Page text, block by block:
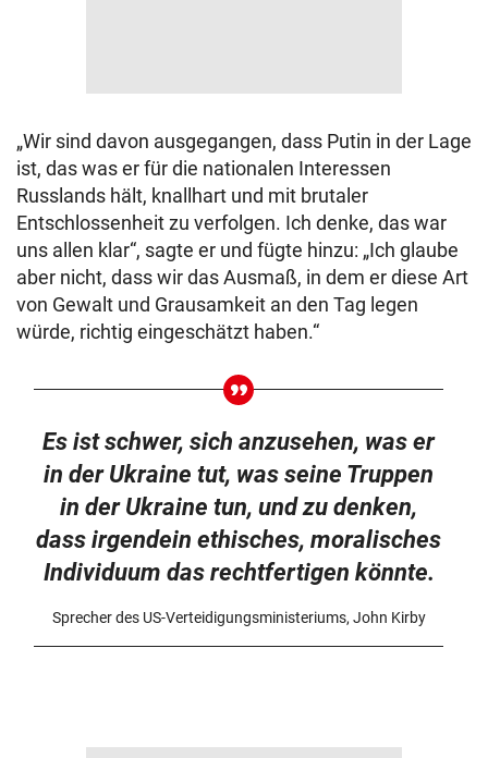
„Wir sind davon ausgegangen, dass Putin in der Lage
ist, das was er für die nationalen Interessen
Russlands hält, knallhart und mit brutaler
Entschlossenheit zu verfolgen. Ich denke, das war
uns allen klar“, sagte er und fügte hinzu: „Ich glaube
aber nicht, dass wir das Ausmaß, in dem er diese Art
von Gewalt und Grausamkeit an den Tag legen
würde, richtig eingeschätzt haben.“
Es ist schwer, sich anzusehen, was er
in der Ukraine tut, was seine Truppen
in der Ukraine tun, und zu denken,
dass irgendein ethisches, moralisches
Individuum das rechtfertigen könnte.
Sprecher des US-Verteidigungsministeriums, John Kirby